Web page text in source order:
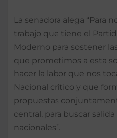
La senadora alega “Para
trabajo que tiene el
Moderno para sostener
que prometimos a esta
hacer la labor que nos
Nacional crítico y que
propuestas
central, para buscar
nacionales”.